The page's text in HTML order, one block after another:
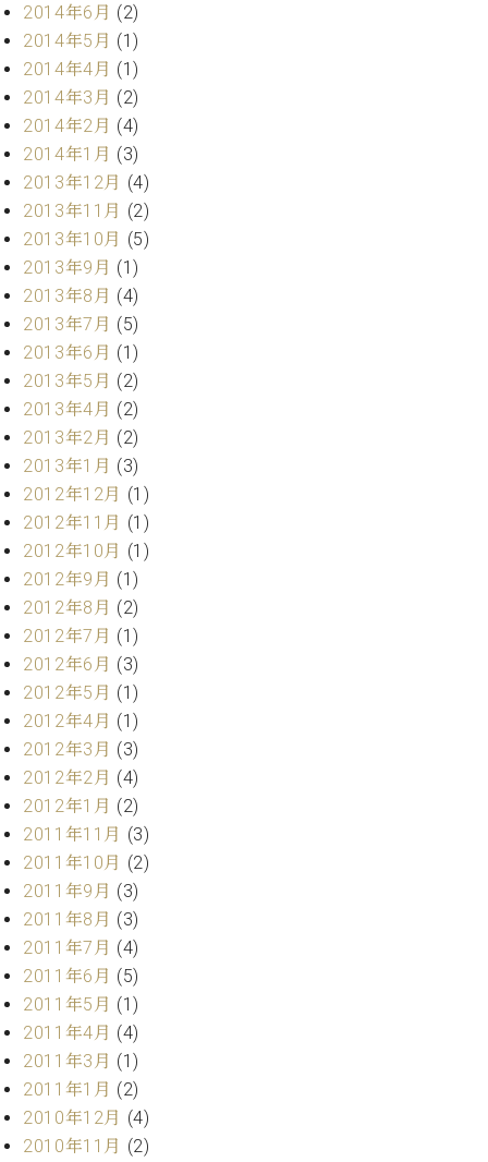
ー
テ
ィ
ス
ト
カ
ス
タ
マ
ー
サ
ー
ス
(
調
律
)
ア
フ
タ
ー
ー
ビ
ス
(調
律)
調
師
紹
介
調
律
金
表
お
問
い
合
せ
尾山調律師のブ
2014年6月 (2)
2014年5月 (1)
2014年4月 (1)
2014年3月 (2)
2014年2月 (4)
2014年1月 (3)
2013年12月 (4)
2013年11月 (2)
2013年10月 (5)
2013年9月 (1)
2013年8月 (4)
2013年7月 (5)
2013年6月 (1)
2013年5月 (2)
2013年4月 (2)
2013年2月 (2)
2013年1月 (3)
2012年12月 (1)
2012年11月 (1)
2012年10月 (1)
2012年9月 (1)
2012年8月 (2)
2012年7月 (1)
2012年6月 (3)
2012年5月 (1)
2012年4月 (1)
2012年3月 (3)
2012年2月 (4)
2012年1月 (2)
2011年11月 (3)
2011年10月 (2)
2011年9月 (3)
2011年8月 (3)
2011年7月 (4)
2011年6月 (5)
2011年5月 (1)
2011年4月 (4)
2011年3月 (1)
2011年1月 (2)
2010年12月 (4)
2010年11月 (2)